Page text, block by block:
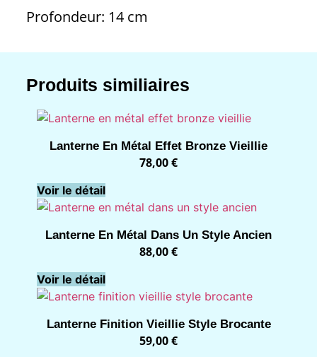
Profondeur: 14 cm
Produits similiaires
Lanterne En Métal Effet Bronze Vieillie
78,00€
Voir le détail
Lanterne En Métal Dans Un Style Ancien
88,00€
Voir le détail
Lanterne Finition Vieillie Style Brocante
59,00€